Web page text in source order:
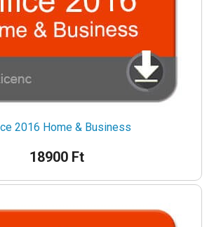
2016 Home & Business
18900 Ft